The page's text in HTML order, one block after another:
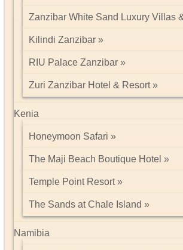
Zanzibar White Sand Luxury Villas
Kilindi Zanzibar
RIU Palace Zanzibar
Zuri Zanzibar Hotel & Resort
Kenia
Honeymoon Safari
The Maji Beach Boutique Hotel
Temple Point Resort
The Sands at Chale Island
Namibia